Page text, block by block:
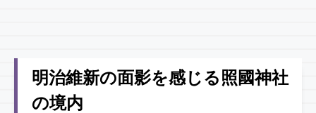
明治維新の面影を感じる照國神社
の境内